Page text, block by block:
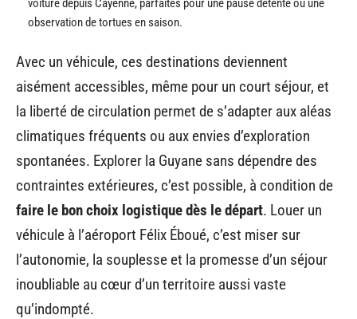
observation de tortues en saison.
Avec un véhicule, ces destinations deviennent
aisément accessibles, même pour un court séjour, et
la liberté de circulation permet de s’adapter aux aléas
climatiques fréquents ou aux envies d’exploration
spontanées. Explorer la Guyane sans dépendre des
contraintes extérieures, c’est possible, à condition de
faire le bon choix logistique dès le départ. Louer un
véhicule à l’aéroport Félix Éboué, c’est miser sur
l’autonomie, la souplesse et la promesse d’un séjour
inoubliable au cœur d’un territoire aussi vaste
qu’indompté.